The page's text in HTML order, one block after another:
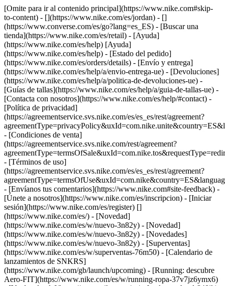
[Omite para ir al contenido principal](https://www.nike.com#skip-
to-content) - [](https://www.nike.com/es/jordan) - []
(https://www.converse.com/es/go?lang=es_ES) - [Buscar una
tienda](https://www.nike.com/es/retail) - [Ayuda]
(https://www.nike.com/es/help) [Ayuda]
(https://www.nike.com/es/help) - [Estado del pedido]
(https://www.nike.com/es/orders/details) - [Envío y entrega]
(https://www.nike.com/es/help/a/envio-entrega-ue) - [Devoluciones]
(https://www.nike.com/es/help/a/politica-de-devoluciones-ue) -
[Guías de tallas](https://www.nike.com/es/help/a/guia-de-tallas-ue) -
[Contacta con nosotros](https://www.nike.com/es/help/#contact) -
[Política de privacidad]
(https://agreementservice.svs.nike.com/es/es_es/rest/agreement?
- [Condiciones de venta]
(https://agreementservice.svs.nike.com/rest/agreement?
- [Términos de uso]
(https://agreementservice.svs.nike.com/es/es_es/rest/agreement?
- [Envíanos tus comentarios](https://www.nike.com#site-feedback) -
[Únete a nosotros](https://www.nike.com/es/inscripcion) - [Iniciar
sesión](https://www.nike.com/es/register) []
(https://www.nike.com/es/) - [Novedad]
(https://www.nike.com/es/w/nuevo-3n82y) - [Novedad]
(https://www.nike.com/es/w/nuevo-3n82y) - [Novedades]
(https://www.nike.com/es/w/nuevo-3n82y) - [Superventas]
(https://www.nike.com/es/w/superventas-76m50) - [Calendario de
lanzamientos de SNKRS]
(https://www.nike.com/gb/launch/upcoming) - [Running: descubre
Aero-FIT](https://www.nike.com/es/w/running-ropa-37v7jz6ymx6)